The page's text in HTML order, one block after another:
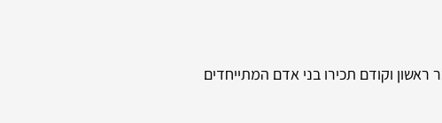
וקודם תכירו בני אדם המתייחדים